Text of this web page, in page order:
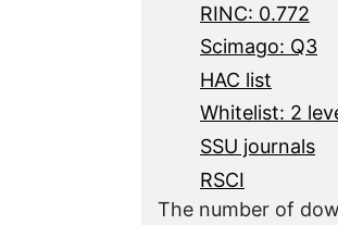
RINC: 0.772
Scimago: Q3
HAC list
Whitelist: 2
SSU journals
RSCI
The number of